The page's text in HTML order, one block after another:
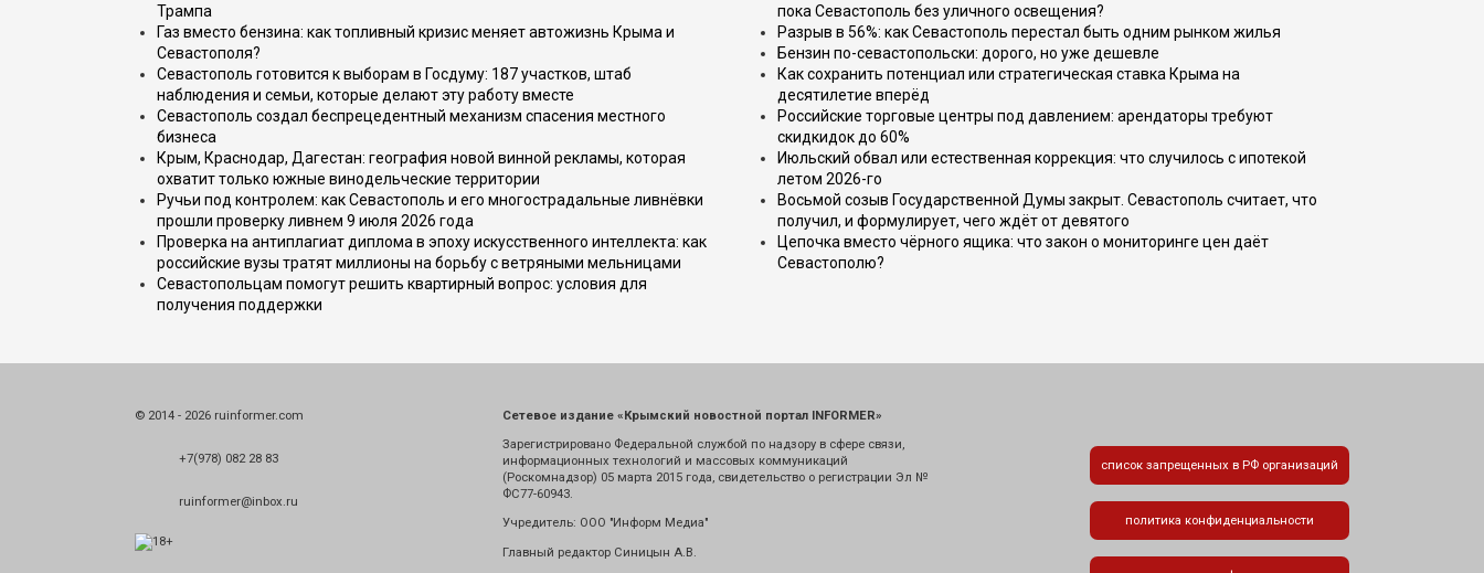
Трампа
Газ вместо бензина: как топливный кризис меняет автожизнь Крыма и
Севастополя?
Севастополь готовится к выборам в Госдуму: 187 участков, штаб
наблюдения и семьи, которые делают эту работу вместе
Севастополь создал беспрецедентный механизм спасения местного
бизнеса
Крым, Краснодар, Дагестан: география новой винной рекламы, которая
охватит только южные винодельческие территории
Ручьи под контролем: как Севастополь и его многострадальные ливнёвки
прошли проверку ливнем 9 июля 2026 года
Проверка на антиплагиат диплома в эпоху искусственного интеллекта: как
российские вузы тратят миллионы на борьбу с ветряными мельницами
Севастопольцам помогут решить квартирный вопрос: условия для
получения поддержки
пока Севастополь без уличного освещения?
Разрыв в 56%: как Севастополь перестал быть одним рынком жилья
Бензин по-севастопольски: дорого, но уже дешевле
Как сохранить потенциал или стратегическая ставка Крыма на
десятилетие вперёд
Российские торговые центры под давлением: арендаторы требуют
скидкидок до 60%
Июльский обвал или естественная коррекция: что случилось с ипотекой
летом 2026-го
Восьмой созыв Государственной Думы закрыт. Севастополь считает, что
получил, и формулирует, чего ждёт от девятого
Цепочка вместо чёрного ящика: что закон о мониторинге цен даёт
Севастополю?
© 2014 - 2026 ruinformer.com
+7(978) 082 28 83
ruinformer@inbox.ru
Сетевое издание «Крымский новостной портал INFORMER»
Зарегистрировано Федеральной службой по надзору в сфере связи,
информационных технологий и массовых коммуникаций
(Роскомнадзор) 05 марта 2015 года, свидетельство о регистрации Эл №
ФС77-60943.
Учредитель: ООО "Информ Медиа"
Главный редактор Синицын А.В.
список запрещенных в РФ организаций
политика конфиденциальности